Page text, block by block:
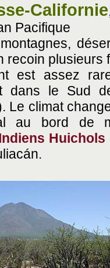
Californie
Pacifique
recoin plusieurs
est assez
dans le Sud
Le climat
au bord de
Huichols